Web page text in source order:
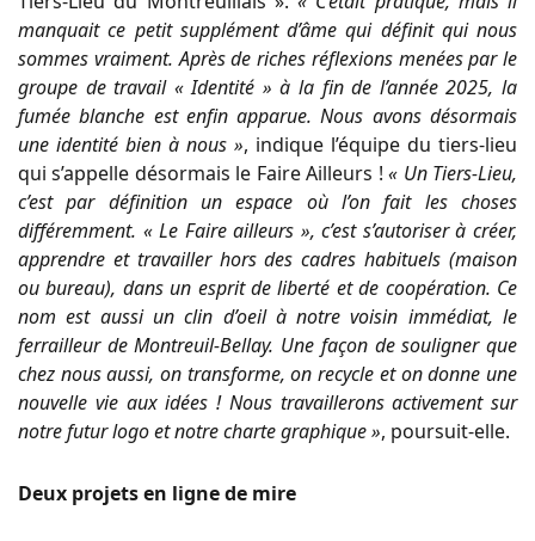
manquait ce petit supplément d’âme qui définit qui nous
sommes vraiment. Après de riches réflexions menées par le
groupe de travail « Identité » à la fin de l’année 2025, la
fumée blanche est enfin apparue. Nous avons désormais
une identité bien à nous », indique l’équipe du tiers-lieu
qui s’appelle désormais le Faire Ailleurs !« Un Tiers-Lieu,
c’est par définition un espace où l’on fait les choses
différemment. « Le Faire ailleurs », c’est s’autoriser à créer,
apprendre et travailler hors des cadres habituels (maison
ou bureau), dans un esprit de liberté et de coopération. Ce
nom est aussi un clin d’oeil à notre voisin immédiat, le
ferrailleur de Montreuil-Bellay. Une façon de souligner que
chez nous aussi, on transforme, on recycle et on donne une
nouvelle vie aux idées ! Nous travaillerons activement sur
notre futur logo et notre charte graphique », poursuit-elle.
Deux projets en ligne de mire